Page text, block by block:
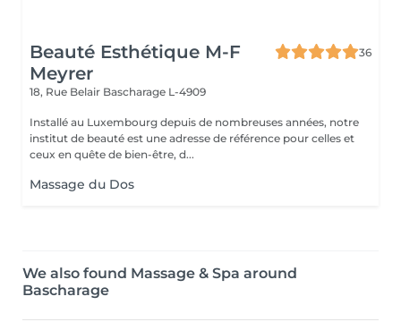
Beauté Esthétique M-F
Meyrer
36
18, Rue Belair Bascharage L-4909
Installé au Luxembourg depuis de nombreuses années, notre
institut de beauté est une adresse de référence pour celles et
ceux en quête de bien-être, d...
Massage du Dos
We also found Massage & Spa around
Bascharage